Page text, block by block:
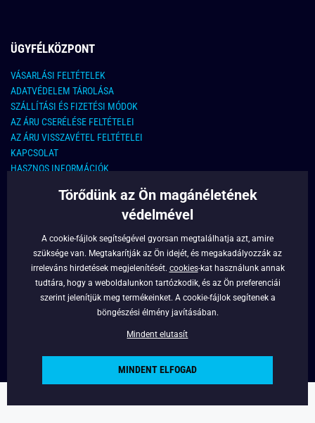
ÜGYFÉLKÖZPONT
VÁSARLÁSI FELTÉTELEK
ADATVÉDELEM TÁROLÁSA
SZÁLLÍTÁSI ÉS FIZETÉSI MÓDOK
AZ ÁRU CSERÉLÉSE FELTÉTELEI
AZ ÁRU VISSZAVÉTEL FELTÉTELEI
KAPCSOLAT
HASZNOS INFORMÁCIÓK
KAPCSOLAT
info@legyferfi.hu
FONTOS INFORMÁCIÓK
RÓLUNK
Törődünk az Ön magánéletének
védelmével
A cookie-fájlok segítségével gyorsan megtalálhatja azt, amire
szüksége van. Megtakarítják az Ön idejét, és megakadályozzák az
irreleváns hirdetések megjelenítését. cookies-kat használunk annak
tudtára, hogy a weboldalunkon tartózkodik, és az Ön preferenciái
szerint jelenítjük meg termékeinket. A cookie-fájlok segítenek a
böngészési élmény javításában.
Mindent elutasít
MINDENT ELFOGAD